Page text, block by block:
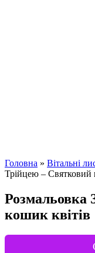
Головна » Вітальні
Трійцею – Святковий
Розмальовка
кошик квітів